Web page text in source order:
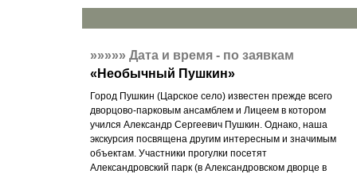
»»»»»Дата и время - по заявкам
« Необычный Пушкин»
Город Пушкин (Царское село) известен прежде всего
дворцово-парковым ансамблем и Лицеем в котором
учился Александр Сергеевич Пушкин. Однако, наша
экскурсия посвящена другим интересным и значимым
объектам. Участники прогулки посетят
Александровский парк (в Александровском дворце в